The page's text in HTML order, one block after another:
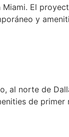
El
y
al norte de
de primer